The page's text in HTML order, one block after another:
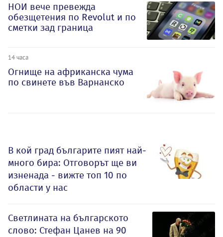
НОИ вече превежда
обезщетения по Revolut и по
сметки зад граница
14 часа
Огнище на африканска чума
по свинете във Варнанско
В кой град българите пият най-
много бира: Отговорът ще ви
изненада - вижте топ 10 по
области у нас
Светлината на българското
слово: Стефан Цанев на 90